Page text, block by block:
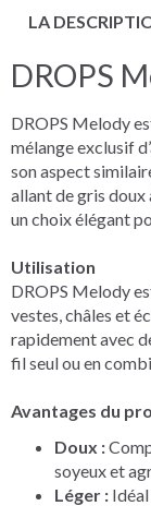
LA
DROPS
DROPS Melody
mélange exclusif
son aspect
allant de gris
un choix élégant
Utilisation
DROPS Melody
vestes, châles et
rapidement avec
fil seul ou en
Avantages du
Doux :
soyeux et
Léger :